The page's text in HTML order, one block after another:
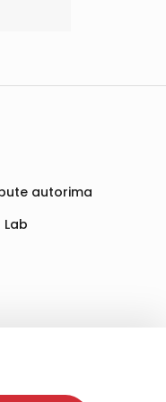
partneri
autorima
Lab